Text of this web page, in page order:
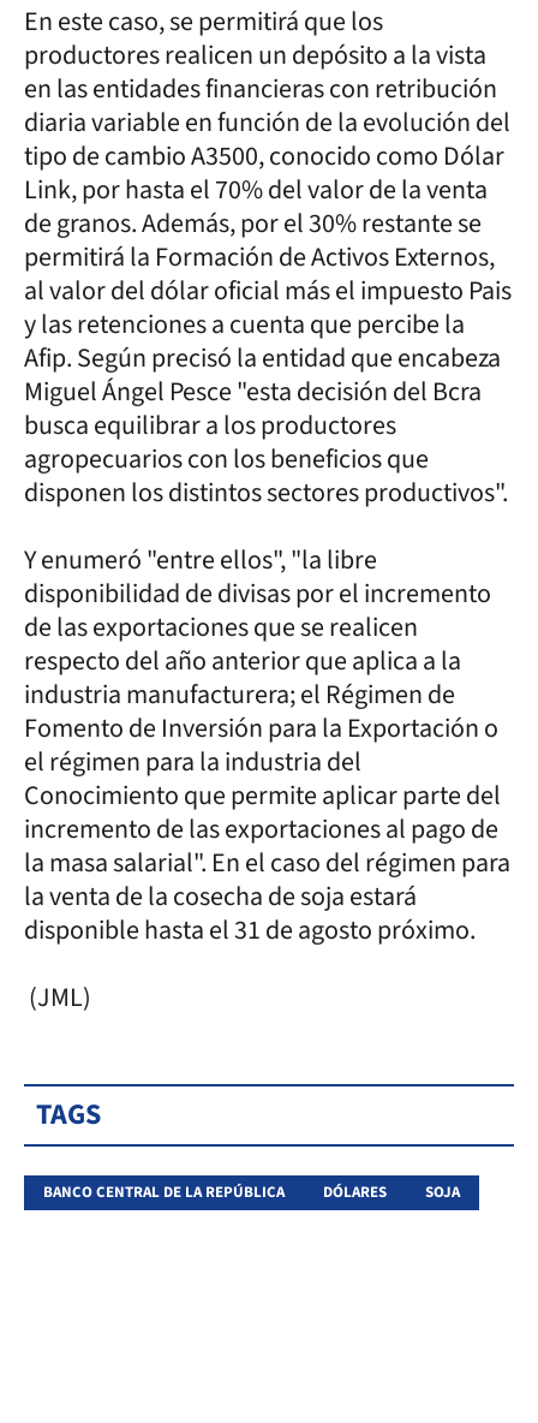
En este caso, se permitirá que los
productores realicen un depósito a la vista
en las entidades financieras con retribución
diaria variable en función de la evolución del
tipo de cambio A3500, conocido como Dólar
Link, por hasta el 70% del valor de la venta
de granos. Además, por el 30% restante se
permitirá la Formación de Activos Externos,
al valor del dólar oficial más el impuesto Pais
y las retenciones a cuenta que percibe la
Afip. Según precisó la entidad que encabeza
Miguel Ángel Pesce "esta decisión del Bcra
busca equilibrar a los productores
agropecuarios con los beneficios que
disponen los distintos sectores productivos".
Y enumeró "entre ellos", "la libre
disponibilidad de divisas por el incremento
de las exportaciones que se realicen
respecto del año anterior que aplica a la
industria manufacturera; el Régimen de
Fomento de Inversión para la Exportación o
el régimen para la industria del
Conocimiento que permite aplicar parte del
incremento de las exportaciones al pago de
la masa salarial". En el caso del régimen para
la venta de la cosecha de soja estará
disponible hasta el 31 de agosto próximo.
(JML)
TAGS
BANCO CENTRAL DE LA REPÚBLICA DÓLARES SOJA